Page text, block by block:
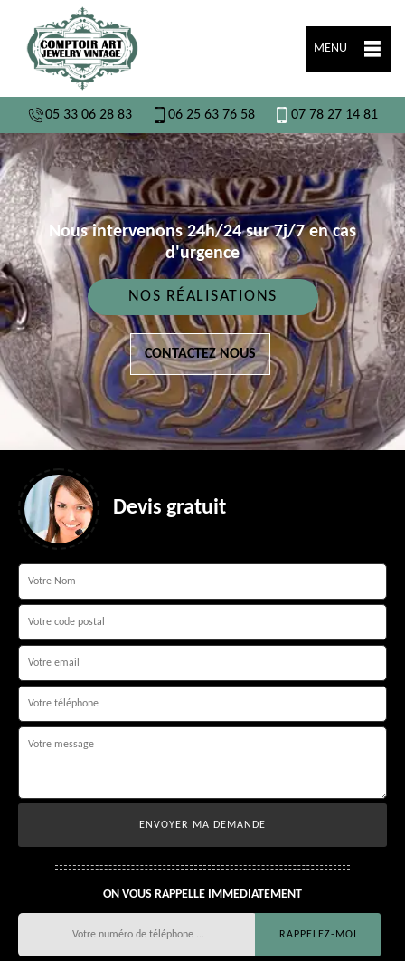
MENU
05 33 06 28 83 06 25 63 76 58 07 78 27 14 81
Nous intervenons 24h/24 sur 7j/7 en cas
d'urgence
NOS RÉALISATIONS
CONTACTEZ NOUS
Devis gratuit
ON VOUS RAPPELLE IMMEDIATEMENT